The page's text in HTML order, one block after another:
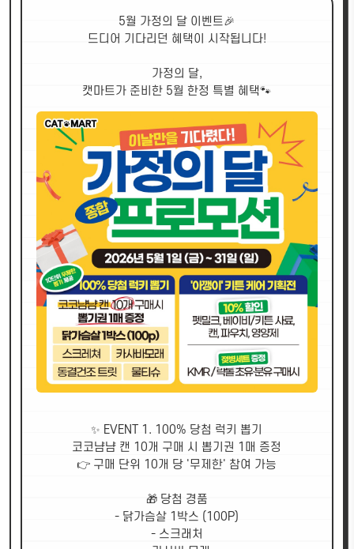
5월 가정의 달 이벤트🎉
드디어 기다리던 혜택이 시작됩니다!
가정의 달,
캣마트가 준비한 5월 한정 특별 혜택🐾
✨ EVENT 1. 100% 당첨 럭키 뽑기
코코냠냠 캔 10개 구매 시 뽑기권 1매 증정
👉 구매 단위 10개 당 '무제한' 참여 가능
🎁 당첨 경품
- 닭가슴살 1박스 (100P)
- 스크래처